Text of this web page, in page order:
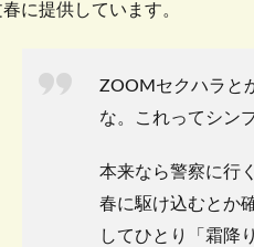
に提供しています。
ZOOMセクハラと
な。これってシン
本来なら警察に行
春に駆け込むとか
してひとり「霜降